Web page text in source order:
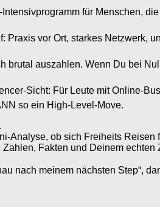
für Menschen,
vor Ort, starkes Netzwerk,
auszahlen. Wenn Du bei
Sicht: Für Leute mit Online-
so ein High-Level-Move.
Analyse, ob sich Freiheits Reisen
Fakten und Deinem echten
nach meinem nächsten Step“,